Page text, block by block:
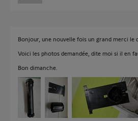
Bonjour, une nouvelle fois un grand merci le
Voici les photos demandée, dite moi si il en
Bon dimanche.